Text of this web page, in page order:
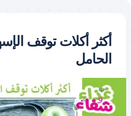
أكثر أكلات توقف
الحامل